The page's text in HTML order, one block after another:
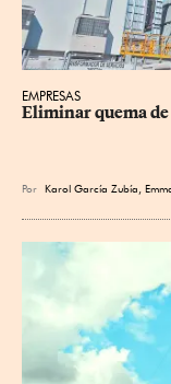
EMPRESAS
Eliminar quema
Por Karol García Zubía